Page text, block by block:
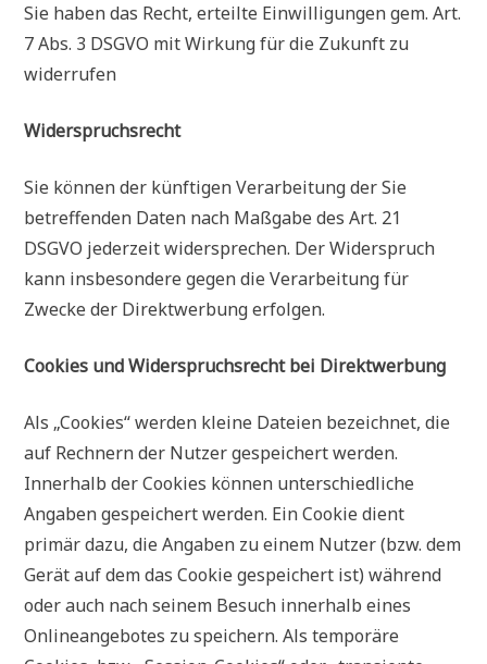
Sie haben das Recht, erteilte Einwilligungen gem. Art.
7 Abs. 3 DSGVO mit Wirkung für die Zukunft zu
widerrufen
Widerspruchsrecht
Sie können der künftigen Verarbeitung der Sie
betreffenden Daten nach Maßgabe des Art. 21
DSGVO jederzeit widersprechen. Der Widerspruch
kann insbesondere gegen die Verarbeitung für
Zwecke der Direktwerbung erfolgen.
Cookies und Widerspruchsrecht bei Direktwerbung
Als „Cookies“ werden kleine Dateien bezeichnet, die
auf Rechnern der Nutzer gespeichert werden.
Innerhalb der Cookies können unterschiedliche
Angaben gespeichert werden. Ein Cookie dient
primär dazu, die Angaben zu einem Nutzer (bzw. dem
Gerät auf dem das Cookie gespeichert ist) während
oder auch nach seinem Besuch innerhalb eines
Onlineangebotes zu speichern. Als temporäre